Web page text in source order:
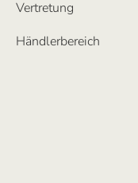
Vertretung
Händlerbereich